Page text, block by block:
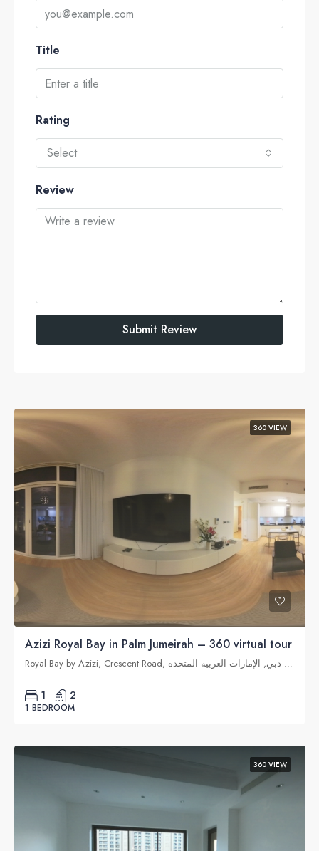
Title
Rating
Select
Review
Submit Review
360 VIEW
Azizi Royal Bay in Palm Jumeirah – 360 virtual tour
Royal Bay by Azizi, Crescent Road, نخلة جميرا, دبي, الإمارات العربية المتحدة
1 2
1 BEDROOM
360 VIEW